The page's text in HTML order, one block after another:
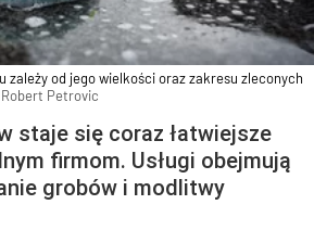
zależy od jego wielkości oraz zakresu zleconych
Robert Petrovic
staje się coraz łatwiejsze
firmom. Usługi obejmują
grobów i modlitwy